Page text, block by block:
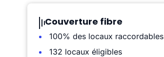
Couverture fibre
100% des locaux raccordables
132 locaux éligibles